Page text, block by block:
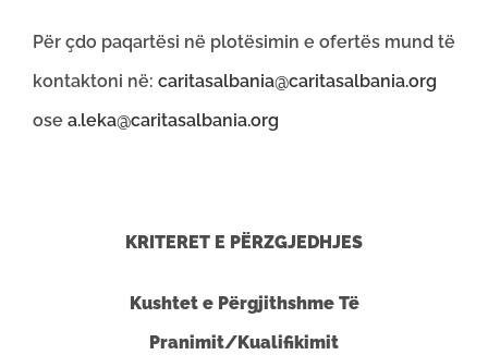
Për çdo paqartësi në plotësimin e ofertës mund të
kontaktoni në: caritasalbania@caritasalbania.org
ose a.leka@caritasalbania.org
KRITERET E PËRZGJEDHJES
Kushtet e Përgjithshme Të
Pranimit/Kualifikimit